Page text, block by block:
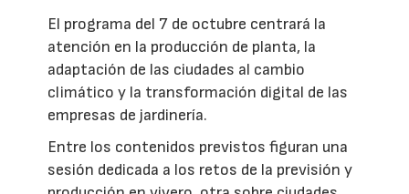
El programa del 7 de octubre centrará la
atención en la producción de planta, la
adaptación de las ciudades al cambio
climático y la transformación digital de las
empresas de jardinería.
Entre los contenidos previstos figuran una
sesión dedicada a los retos de la previsión y